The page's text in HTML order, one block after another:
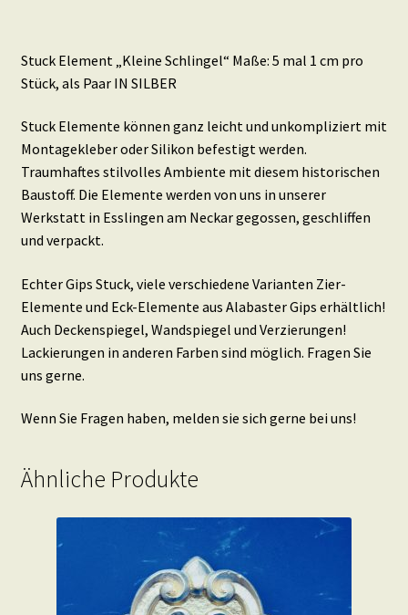
Stuck Element „Kleine Schlingel“ Maße: 5 mal 1 cm pro
Stück, als Paar IN SILBER
Stuck Elemente können ganz leicht und unkompliziert mit
Montagekleber oder Silikon befestigt werden.
Traumhaftes stilvolles Ambiente mit diesem historischen
Baustoff. Die Elemente werden von uns in unserer
Werkstatt in Esslingen am Neckar gegossen, geschliffen
und verpackt.
Echter Gips Stuck, viele verschiedene Varianten Zier-
Elemente und Eck-Elemente aus Alabaster Gips erhältlich!
Auch Deckenspiegel, Wandspiegel und Verzierungen!
Lackierungen in anderen Farben sind möglich. Fragen Sie
uns gerne.
Wenn Sie Fragen haben, melden sie sich gerne bei uns!
Ähnliche Produkte